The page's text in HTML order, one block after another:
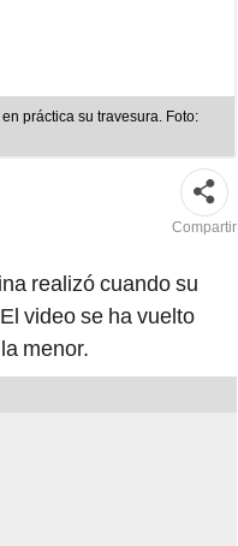
práctica su travesura. Foto:
Compartir
realizó cuando su
video se ha vuelto
menor.